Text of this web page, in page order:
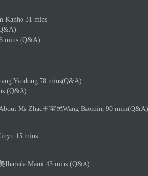
Kanho 31 mins
mins (Q&A)
Yaodong 78 mins(Q&A)
(Q&A)
Ms Zhao王宝民Wang Baomin, 90 mins(Q&A)
15 mins
Iharada Mami 43 mins (Q&A)